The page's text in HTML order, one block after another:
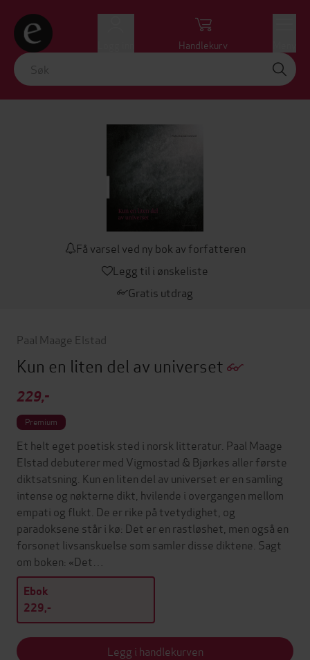
Handlekurv
Få varsel ved ny bok av forfatteren
Legg til i ønskeliste
Gratis utdrag
Paal Maage Elstad
Kun en liten del av universet
229,-
Premium
Et helt eget poetisk sted i norsk litteratur. Paal Maage
Elstad debuterer med Vigmostad & Bjørkes aller første
diktsatsning. Kun en liten del av universet er en samling
intense og nøkterne dikt, hvilende i overgangen mellom
empati og flukt. De er rike på tvetydighet, og
paradoksene står i kø: Det er en rastløshet, men også en
forsonet livsanskuelse som samler disse diktene. Sagt
om boken: «Det…
Ebok
229,-
Legg i handlekurven